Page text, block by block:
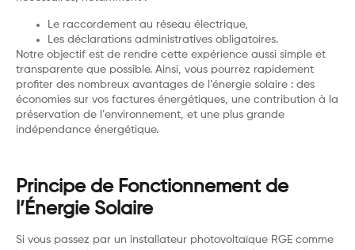
Le raccordement au réseau électrique,
Les déclarations administratives obligatoires.
Notre objectif est de rendre cette expérience aussi simple et
transparente que possible. Ainsi, vous pourrez rapidement
profiter des nombreux avantages de l’énergie solaire : des
économies sur vos factures énergétiques, une contribution à la
préservation de l’environnement, et une plus grande
indépendance énergétique.
Principe de Fonctionnement de
l’Énergie Solaire
Si vous passez par un installateur photovoltaïque RGE comme